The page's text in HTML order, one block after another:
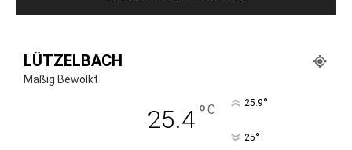
LÜTZELBACH
Mäßig Bewölkt
25.4°C 25.9°
25°